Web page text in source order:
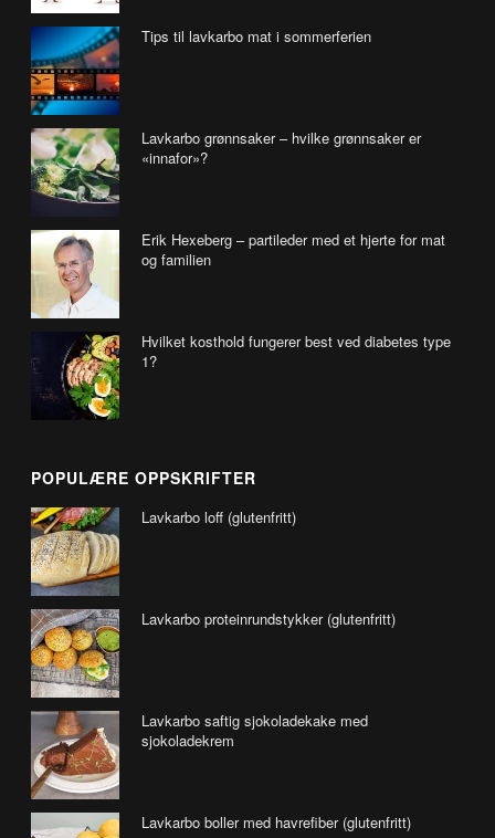
Tips til lavkarbo mat i sommerferien
Lavkarbo grønnsaker – hvilke grønnsaker er
«innafor»?
Erik Hexeberg – partileder med et hjerte for mat
og familien
Hvilket kosthold fungerer best ved diabetes type
1?
POPULÆRE OPPSKRIFTER
Lavkarbo loff (glutenfritt)
Lavkarbo proteinrundstykker (glutenfritt)
Lavkarbo saftig sjokoladekake med
sjokoladekrem
Lavkarbo boller med havrefiber (glutenfritt)